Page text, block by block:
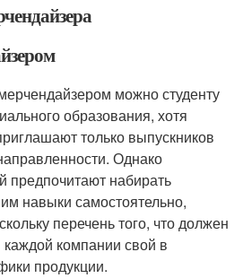
можно студенту
образования, хотя
только выпускников
Однако
предпочитают набирать
навыки самостоятельно,
перечень того, что должен
компании свой в
продукции.